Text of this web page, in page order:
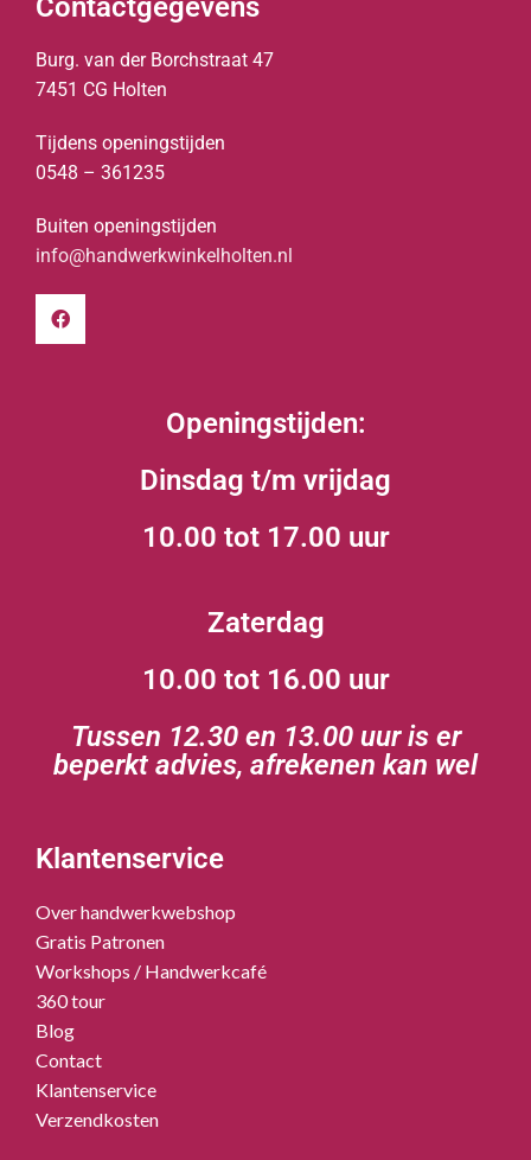
Contactgegevens
Burg. van der Borchstraat 47
7451 CG Holten
Tijdens openingstijden
0548 – 361235
Buiten openingstijden
info@handwerkwinkelholten.nl
Openingstijden:
Dinsdag t/m vrijdag
10.00 tot 17.00 uur
Zaterdag
10.00 tot 16.00 uur
Tussen 12.30 en 13.00 uur is er
beperkt advies, afrekenen kan wel
Klantenservice
Over handwerkwebshop
Gratis Patronen
Workshops / Handwerkcafé
360 tour
Blog
Contact
Klantenservice
Verzendkosten